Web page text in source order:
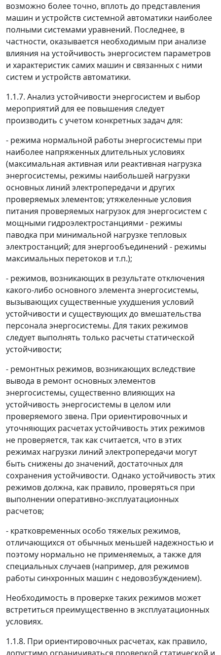
возможно более точно, вплоть до представления
машин и устройств системной автоматики наиболее
полными системами уравнений. Последнее, в
частности, оказывается необходимым при анализе
влияния на устойчивость энергосистем параметров
и характеристик самих машин и связанных с ними
систем и устройств автоматики.
1.1.7. Анализ устойчивости энергосистем и выбор
мероприятий для ее повышения следует
производить с учетом конкретных задач для:
- режима нормальной работы энергосистемы при
наиболее напряженных длительных условиях
(максимальная активная или реактивная нагрузка
энергосистемы, режимы наибольшей нагрузки
основных линий электропередачи и других
проверяемых элементов; утяжеленные условия
питания проверяемых нагрузок для энергосистем с
мощными гидроэлектростанциями - режимы
паводка при минимальной нагрузке тепловых
электростанций; для энергообъединений - режимы
максимальных перетоков и т.п.);
- режимов, возникающих в результате отключения
какого-либо основного элемента энергосистемы,
вызывающих существенные ухудшения условий
устойчивости и существующих до вмешательства
персонала энергосистемы. Для таких режимов
следует выполнять только расчеты статической
устойчивости;
- ремонтных режимов, возникающих вследствие
вывода в ремонт основных элементов
энергосистемы, существенно влияющих на
устойчивость энергосистемы в целом или
проверяемого звена. При ориентировочных и
уточняющих расчетах устойчивость этих режимов
не проверяется, так как считается, что в этих
режимах нагрузки линий электропередачи могут
быть снижены до значений, достаточных для
сохранения устойчивости. Однако устойчивость этих
режимов должна, как правило, проверяться при
выполнении оперативно-эксплуатационных
расчетов;
- кратковременных особо тяжелых режимов,
отличающихся от обычных меньшей надежностью и
поэтому нормально не применяемых, а также для
специальных случаев (например, для режимов
работы синхронных машин с недовозбуждением).
Необходимость в проверке таких режимов может
встретиться преимущественно в эксплуатационных
условиях.
1.1.8. При ориентировочных расчетах, как правило,